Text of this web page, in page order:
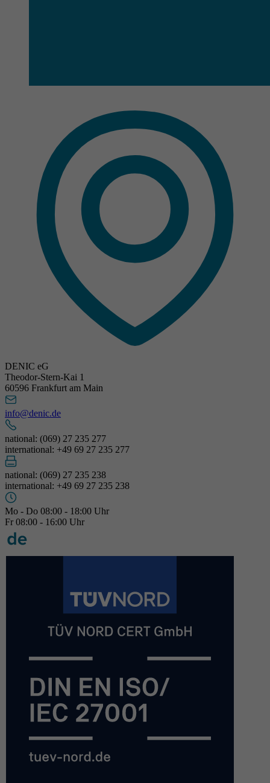
DENIC eG
Theodor-Stern-Kai 1
60596 Frankfurt am Main
info@denic.de
national: (069) 27 235 277
international: +49 69 27 235 277
national: (069) 27 235 238
international: +49 69 27 235 238
Mo - Do 08:00 - 18:00 Uhr
Fr 08:00 - 16:00 Uhr